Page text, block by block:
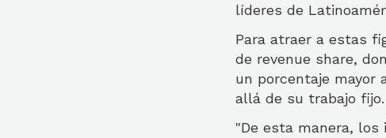
líderes de
Para atraer a estas
de revenue share,
un porcentaje mayor
allá de su trabajo fijo.
"De esta manera,